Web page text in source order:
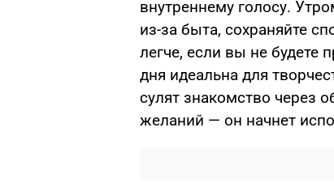
внутреннему голосу.
из-за быта, сохраняйте
легче, если вы не будете
дня идеальна для
сулят знакомство через
желаний — он начнет